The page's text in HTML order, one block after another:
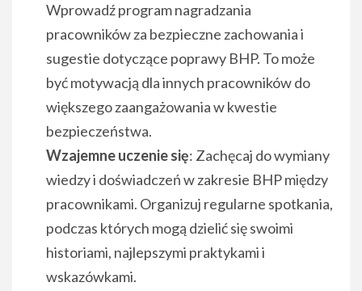
Wprowadź program nagradzania
pracowników za bezpieczne zachowania i
sugestie dotyczące poprawy BHP. To może
być motywacją dla innych pracowników do
większego zaangażowania w kwestie
bezpieczeństwa.
Wzajemne uczenie się: Zachęcaj do wymiany
wiedzy i doświadczeń w zakresie BHP między
pracownikami. Organizuj regularne spotkania,
podczas których mogą dzielić się swoimi
historiami, najlepszymi praktykami i
wskazówkami.